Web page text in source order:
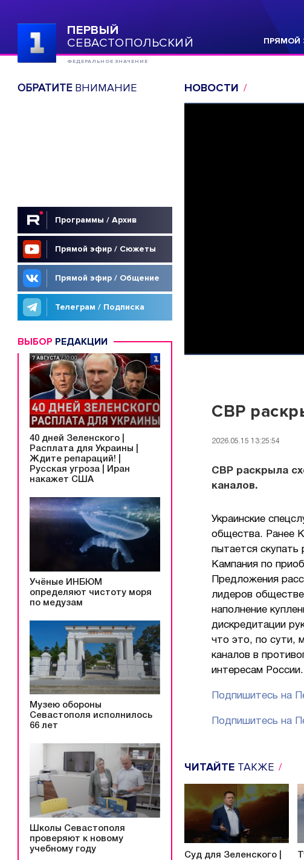
ПЕРВЫЙ
СЕВАСТОПОЛЬСКИЙ
ФЕДЕРАЛЬНОЕ ЗНАЧЕНИЕ
ПРЯМОЙ
ОБРАТИТЕВНИМАНИЕ
Программы / Архив
Прямой эфир / Сюжеты
Прямой эфир / Общение
Телеграм / Подписка
ВЫБОР РЕДАКЦИИ
40 дней Зеленского |
Расплата для Украины |
Ждите репараций! |
Русская угроза | Иран
накажет США
Учёные ИНБЮМ
определяют чистоту моря
по медузам
Музею обороны
Севастополя исполнилось
66 лет
Школы Севастополя
проверяют к новому
учебному году
НОВОСТИ
СВР
2026.05.15 13:25:54
СВР раскрыла
каналов.
Украинские
общества. Ранее
пытается скупать
Кампания по
Предложения
лидеров
наполнение
дискредитации
что это, по сути,
каналов в
интересам России.
Подпишитесь на
Подпишитесь на
ЧИТАЙТЕ ТАКЖЕ
Суд для Зеленского |